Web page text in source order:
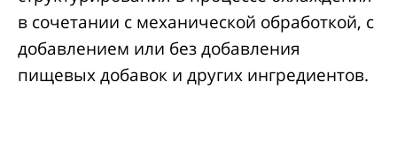
в сочетании с механической обработкой, с
добавлением или без добавления
пищевых добавок и других ингредиентов.